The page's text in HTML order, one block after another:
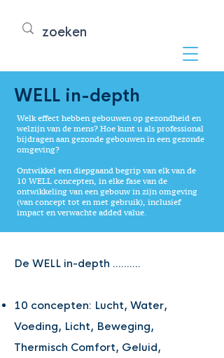
WELL in-depth
Welk effect hebben gebouwen op gezondheid en
welzijn van de mens? Hoe kunt u als professional
bijdragen aan gezonde gebouwen in een gezonde
omgeving?
Ontwikkel een diepgaand begrip van elk van de
10 WELL concepten, in elke fase van de
ontwikkeling van een gebouw in zijn omgeving
(van concept tot en met gebruik), inclusief
impact en verwachte added value.
De WELL in-depth ..........
10 concepten: Lucht, Water,
Voeding, Licht, Beweging,
Thermisch Comfort, Geluid,